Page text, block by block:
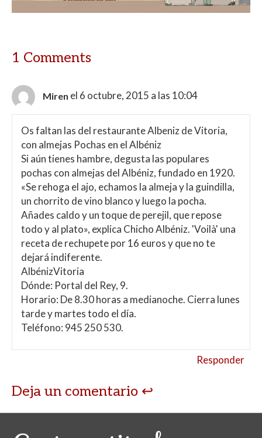
1 Comments
Miren el 6 octubre, 2015 a las 10:04
Os faltan las del restaurante Albeniz de Vitoria,
con almejas Pochas en el Albéniz
Si aún tienes hambre, degusta las populares
pochas con almejas del Albéniz, fundado en 1920.
«Se rehoga el ajo, echamos la almeja y la guindilla,
un chorrito de vino blanco y luego la pocha.
Añades caldo y un toque de perejil, que repose
todo y al plato», explica Chicho Albéniz. 'Voilà' una
receta de rechupete por 16 euros y que no te
dejará indiferente.
AlbénizVitoria
Dónde: Portal del Rey, 9.
Horario: De 8.30 horas a medianoche. Cierra lunes
tarde y martes todo el día.
Teléfono: 945 250 530.
Responder
Deja un comentario